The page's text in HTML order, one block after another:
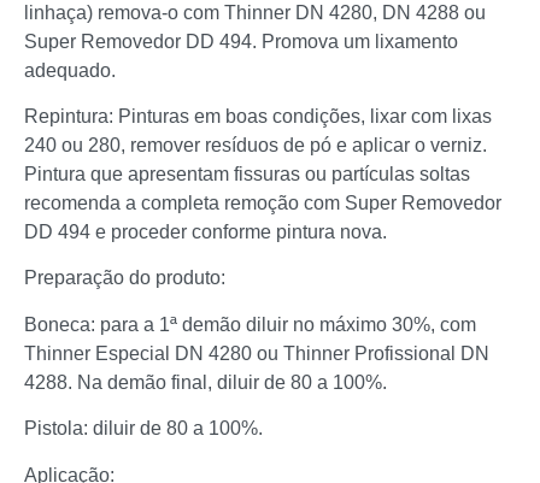
linhaça) remova-o com Thinner DN 4280, DN 4288 ou
Super Removedor DD 494. Promova um lixamento
adequado.
Repintura: Pinturas em boas condições, lixar com lixas
240 ou 280, remover resíduos de pó e aplicar o verniz.
Pintura que apresentam fissuras ou partículas soltas
recomenda a completa remoção com Super Removedor
DD 494 e proceder conforme pintura nova.
Preparação do produto:
Boneca: para a 1ª demão diluir no máximo 30%, com
Thinner Especial DN 4280 ou Thinner Profissional DN
4288. Na demão final, diluir de 80 a 100%.
Pistola: diluir de 80 a 100%.
Aplicação: